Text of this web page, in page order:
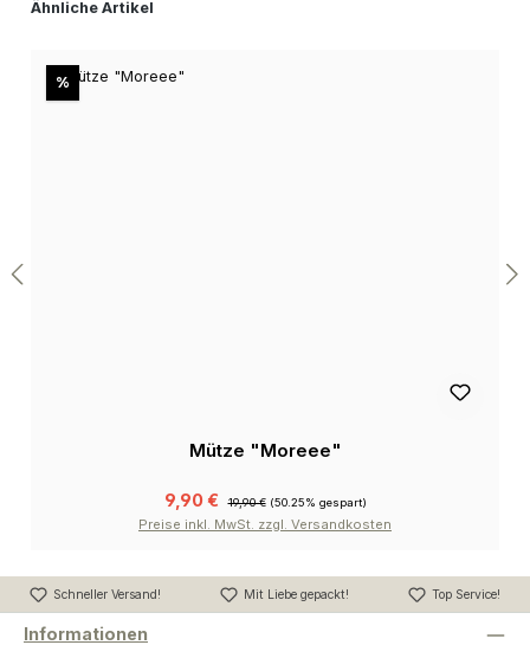
Produktgalerie überspringen
Ähnliche Artikel
%Rabatt
Mütze "Moreee"
9,90 € 19,90 € (50.25% gespart)
Preise inkl. MwSt. zzgl. Versandkosten
Schneller Versand! Mit Liebe gepackt! Top Service!
Informationen